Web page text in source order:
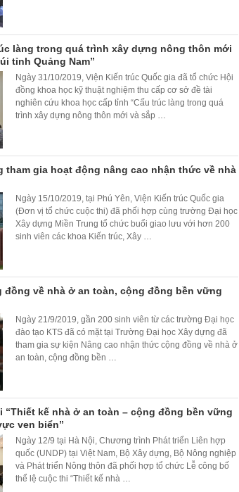
làng trong quá trình xây dựng nông thôn mới
tỉnh Quảng Nam”
Ngày 31/10/2019, Viện Kiến trúc Quốc gia đã tổ chức Hội
đồng khoa học kỹ thuật nghiệm thu cấp cơ sở đề tài
nghiên cứu khoa học cấp tỉnh “Cấu trúc làng trong quá
trình xây dựng nông thôn mới và sắp …
tham gia hoạt động nâng cao nhận thức về nhà
Ngày 15/10/2019, tại Phú Yên, Viện Kiến trúc Quốc gia
(Đơn vị tổ chức cuộc thi) đã phối hợp cùng trường Đại học
Xây dựng Miền Trung tổ chức buổi giao lưu với hơn 200
sinh viên các khoa Kiến trúc, Xây …
đồng về nhà ở an toàn, cộng đồng bền vững
Ngày 21/9/2019, gần 200 sinh viên từ các trường Đại học
đào tạo KTS đã có mặt tại Trường Đại học Xây dựng đã
tham gia sự kiện Nâng cao nhận thức cộng đồng về nhà ở
an toàn, cộng đồng bền …
“Thiết kế nhà ở an toàn – cộng đồng bền vững
ven biển”
Ngày 12/9 tại Hà Nội, Chương trình Phát triển Liên hợp
quốc (UNDP) tại Việt Nam, Bộ Xây dựng, Bộ Nông nghiệp
và Phát triển Nông thôn đã phối hợp tổ chức Lễ công bố
thể lệ cuộc thi “Thiết kế nhà …